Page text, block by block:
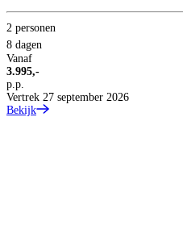
2 personen
8 dagen
Vanaf
3.995,-
p.p.
Vertrek 27 september 2026
Bekijk